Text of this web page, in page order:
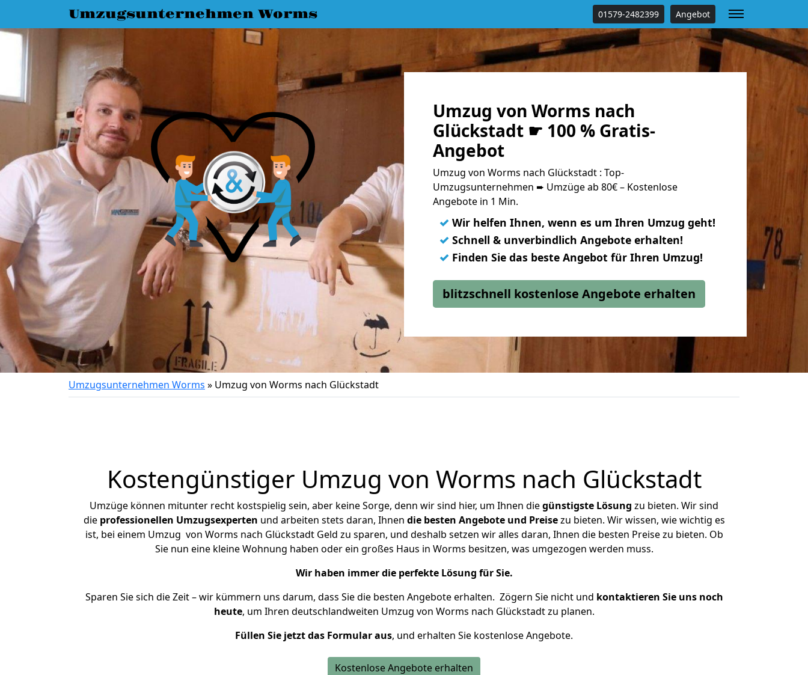
Umzugsunternehmen Worms 01579-2482399 Angebot
Umzug von Worms nach
Glückstadt ☛ 100 % Gratis-
Angebot
Umzug von Worms nach Glückstadt : Top-
Umzugsunternehmen ➨ Umzüge ab 80€ – Kostenlose
Angebote in 1 Min.
✓ Wir helfen Ihnen, wenn es um Ihren Umzug geht!
✓ Schnell & unverbindlich Angebote erhalten!
✓ Finden Sie das beste Angebot für Ihren Umzug!
blitzschnell kostenlose Angebote erhalten
Umzugsunternehmen Worms » Umzug von Worms nach Glückstadt
Kostengünstiger Umzug von Worms nach Glückstadt
Umzüge können mitunter recht kostspielig sein, aber keine Sorge, denn wir sind hier, um Ihnen diegünstigste Lösung zu bieten. Wir sind
die professionellen Umzugsexperten und arbeiten stets daran, Ihnen die besten Angebote und Preisezu bieten. Wir wissen, wie wichtig es
ist, bei einem Umzug von Worms nach Glückstadt Geld zu sparen, und deshalb setzen wir alles daran, Ihnen die besten Preise zu bieten. Ob
Sie nun eine kleine Wohnung haben oder ein großes Haus in Worms besitzen, was umgezogen werden muss.
Wir haben immer die perfekte Lösung für Sie.
Sparen Sie sich die Zeit – wir kümmern uns darum, dass Sie die besten Angebote erhalten. Zögern Sie nicht und kontaktieren Sie uns noch
heute, um Ihren deutschlandweiten Umzug von Worms nach Glückstadt zu planen.
Füllen Sie jetzt das Formular aus, und erhalten Sie kostenlose Angebote.
Kostenlose Angebote erhalten